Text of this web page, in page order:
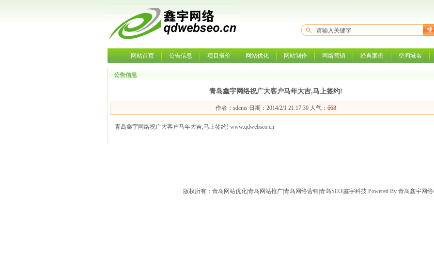
网站首页 公告信息 项目报价 网站优化 网站制作 网络营销 经典案例 空间域名
公告信息
青岛鑫宇网络祝广大客户马年大吉,马上签约!
作者：sdcms 日期：2014/2/1 21:17:30 人气： 668
青岛鑫宇网络祝广大客户马年大吉,马上签约! www.qdwebseo.cn
版权所有：青岛网站优化|青岛网站推广|青岛网络营销|青岛SEO|鑫宇科技 Powered By 青岛鑫宇网